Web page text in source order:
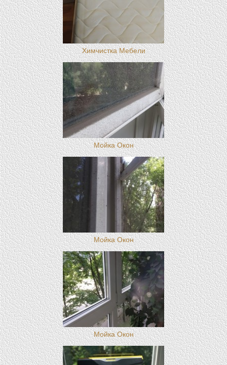
Химчистка Мебели
Мойка Окон
Мойка Окон
Мойка Окон